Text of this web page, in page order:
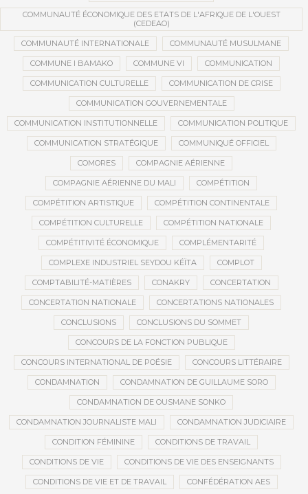
COMMUNAUTÉ ÉCONOMIQUE DES ETATS DE L'AFRIQUE DE L'OUEST
(CEDEAO)
COMMUNAUTÉ INTERNATIONALE COMMUNAUTÉ MUSULMANE
COMMUNE I BAMAKO COMMUNE VI COMMUNICATION
COMMUNICATION CULTURELLE COMMUNICATION DE CRISE
COMMUNICATION GOUVERNEMENTALE
COMMUNICATION INSTITUTIONNELLE COMMUNICATION POLITIQUE
COMMUNICATION STRATÉGIQUE COMMUNIQUÉ OFFICIEL
COMORES COMPAGNIE AÉRIENNE
COMPAGNIE AÉRIENNE DU MALI COMPÉTITION
COMPÉTITION ARTISTIQUE COMPÉTITION CONTINENTALE
COMPÉTITION CULTURELLE COMPÉTITION NATIONALE
COMPÉTITIVITÉ ÉCONOMIQUE COMPLÉMENTARITÉ
COMPLEXE INDUSTRIEL SEYDOU KÉÏTA COMPLOT
COMPTABILITÉ-MATIÈRES CONAKRY CONCERTATION
CONCERTATION NATIONALE CONCERTATIONS NATIONALES
CONCLUSIONS CONCLUSIONS DU SOMMET
CONCOURS DE LA FONCTION PUBLIQUE
CONCOURS INTERNATIONAL DE POÉSIE CONCOURS LITTÉRAIRE
CONDAMNATION CONDAMNATION DE GUILLAUME SORO
CONDAMNATION DE OUSMANE SONKO
CONDAMNATION JOURNALISTE MALI CONDAMNATION JUDICIAIRE
CONDITION FÉMININE CONDITIONS DE TRAVAIL
CONDITIONS DE VIE CONDITIONS DE VIE DES ENSEIGNANTS
CONDITIONS DE VIE ET DE TRAVAIL CONFÉDÉRATION AES